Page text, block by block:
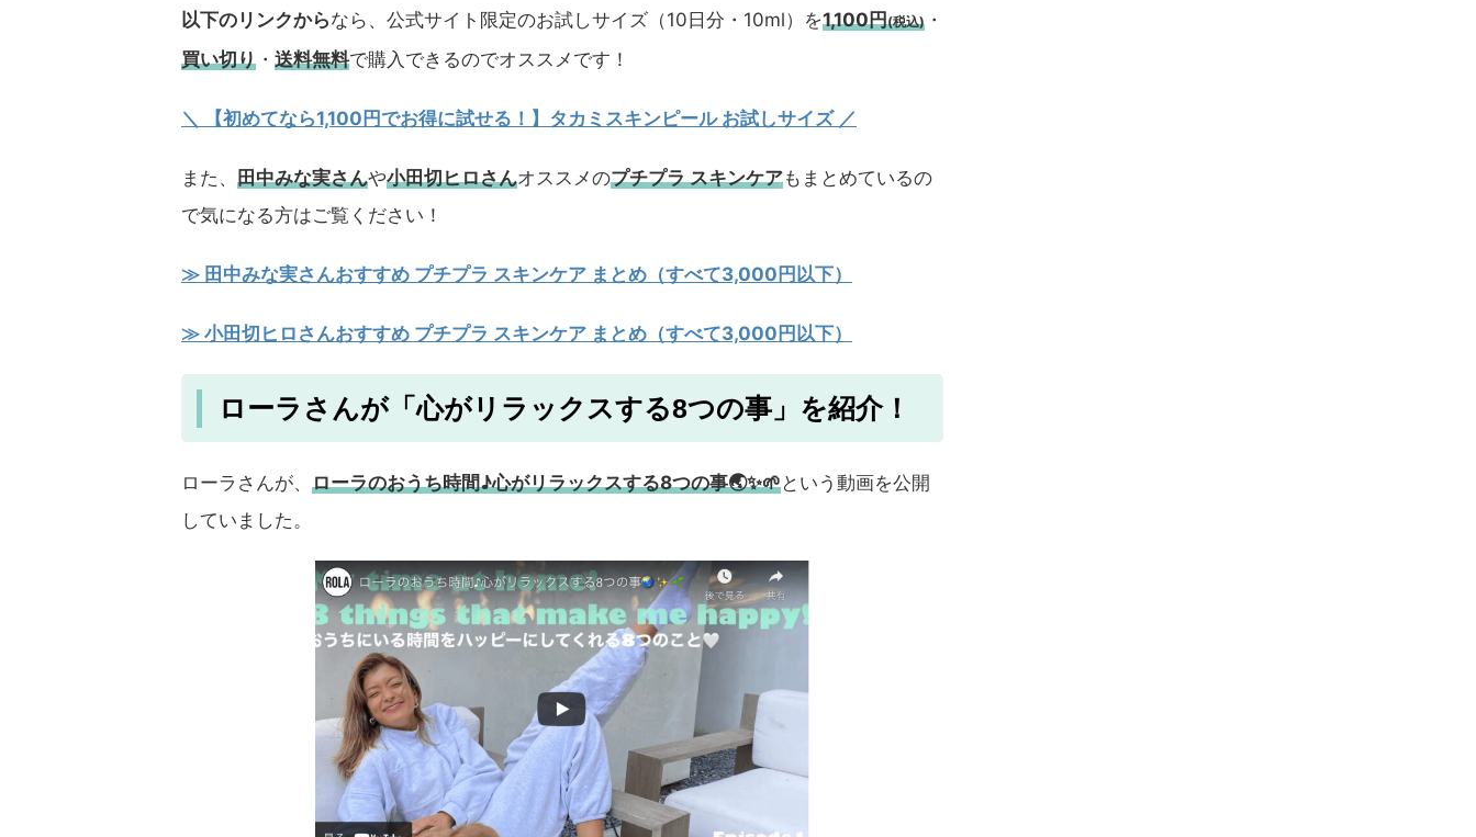
以下のリンクからなら、公式サイト限定のお試しサイズ（10日分・10ml）を1,100円(税込) ・
買い切り ・ 送料無料で購入できるのでオススメです！
＼ 【初めてなら1,100円でお得に試せる！】タカミスキンピール お試しサイズ／
また、 田中みな実さんや小田切ヒロさんオススメのプチプラ スキンケアもまとめているの
で気になる方はご覧ください！
≫ 田中みな実さんおすすめ プチプラ スキンケア まとめ（すべて3,000円以下）
≫ 小田切ヒロさんおすすめ プチプラ スキンケア まとめ（すべて3,000円以下）
ローラさんが「心がリラックスする8つの事」を紹介！
ローラさんが、 ローラのおうち時間♪心がリラックスする8つの事🌏✨🌱という動画を公開
していました。